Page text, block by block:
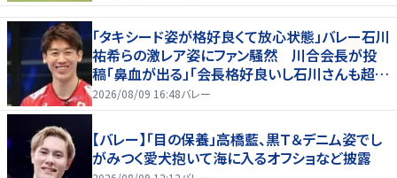
「タキシード姿が格好良くて放心状態」バレー石川
祐希らの激レア姿にファン騒然 川合会長が投
稿「鼻血が出る」「会長格好良いし石川さんも超格
好いい」
2026/08/09 16:48バレー
【バレー】「目の保養」高橋藍、黒Ｔ＆デニム姿でし
がみつく愛犬抱いて海に入るオフショなど披露